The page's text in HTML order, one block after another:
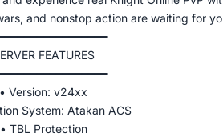
and nonstop action are waiting for
FEATURES
• Version: v24xx
System: Atakan ACS
• TBL Protection